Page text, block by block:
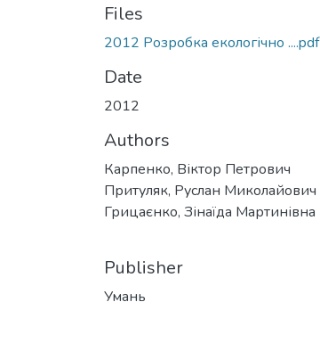
Files
2012 Розробка екологічно ....pdf
Date
2012
Authors
Карпенко, Віктор Петрович
Притуляк, Руслан Миколайович
Грицаєнко, Зінаїда Мартинівна
Publisher
Умань